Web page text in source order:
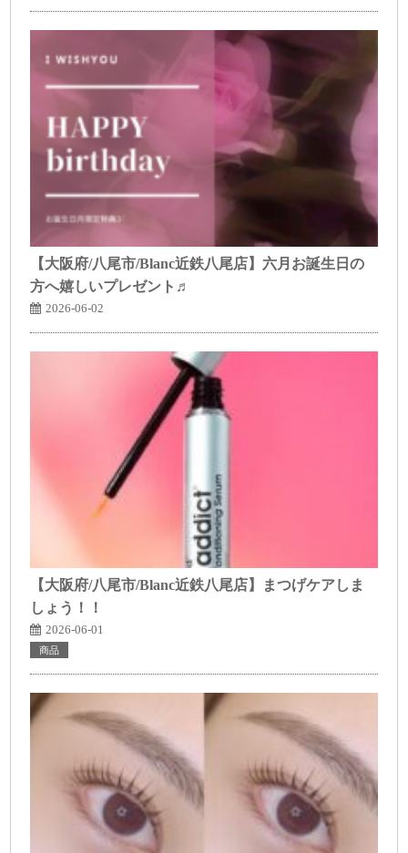
【大阪府/八尾市/Blanc近鉄八尾店】六月お誕生日の
方へ嬉しいプレゼント♬
2026-06-02
【大阪府/八尾市/Blanc近鉄八尾店】まつげケアしま
しょう！！
2026-06-01
商品